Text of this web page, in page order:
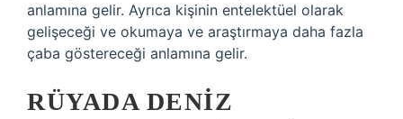
anlamına gelir. Ayrıca kişinin entelektüel olarak
gelişeceği ve okumaya ve araştırmaya daha fazla
çaba göstereceği anlamına gelir.
RÜYADA DENIZ